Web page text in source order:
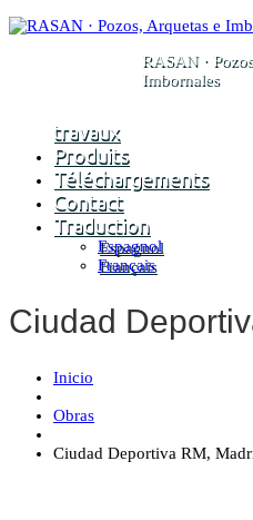
RASAN ·
Imbornales
travaux
Produits
Téléchargements
Contact
Traduction
Espagnol
Français
Ciudad
Inicio
Obras
Ciudad Deportiva RM,